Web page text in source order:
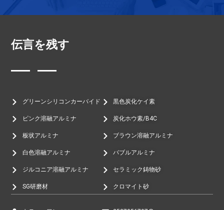
伝言を残す
グリーンシリコンカーバイド
ピンク溶融アルミナ
板状アルミナ
白色溶融アルミナ
ジルコニア溶融アルミナ
SG研磨材
黒色炭化ケイ素
炭化ホウ素/B4C
ブラウン溶融アルミナ
バブルアルミナ
セラミック鋳物砂
クロマイト砂